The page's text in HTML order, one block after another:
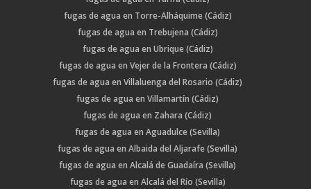
fugas de agua en Torre-Alháquime (Cádiz)
fugas de agua en Trebujena (Cádiz)
fugas de agua en Ubrique (Cádiz)
fugas de agua en Vejer de la Frontera (Cádiz)
fugas de agua en Villaluenga del Rosario (Cádiz)
fugas de agua en Villamartín (Cádiz)
fugas de agua en Zahara (Cádiz)
fugas de agua en Aguadulce (Sevilla)
fugas de agua en Albaida del Aljarafe (Sevilla)
fugas de agua en Alcalá de Guadaíra (Sevilla)
fugas de agua en Alcalá del Río (Sevilla)